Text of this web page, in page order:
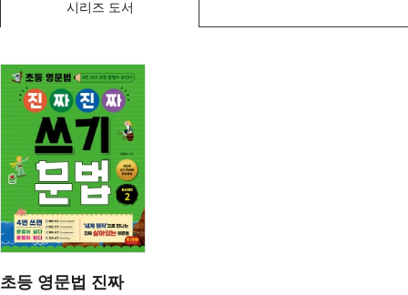
시리즈 도서
초등 영문법 진짜